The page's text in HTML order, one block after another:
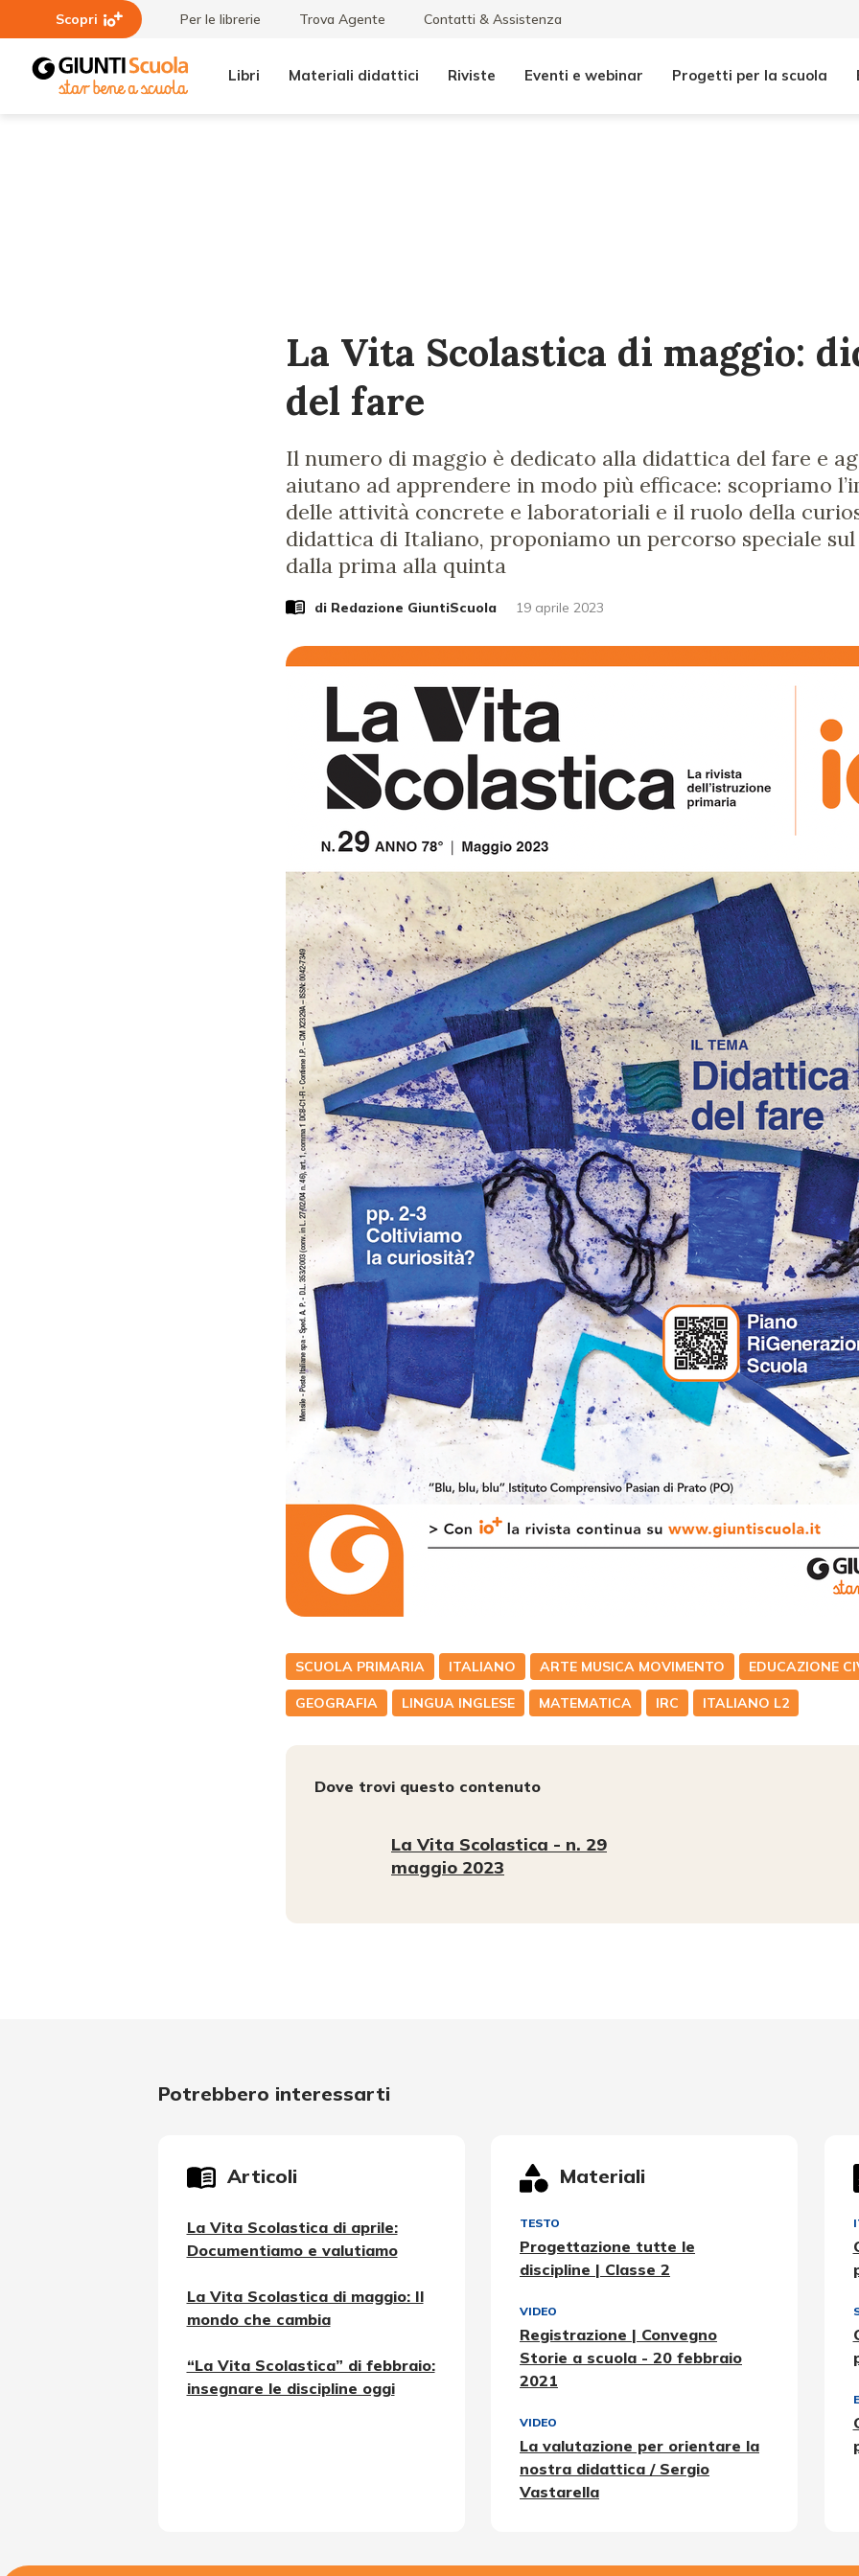
Scopri Per le librerie Trova Agente Contatti & Assistenza
Libri Materiali didattici Riviste Eventi e webinar Progetti per la scuola
La Vita Scolastica di maggio:
del fare
Il numero di maggio è dedicato alla didattica del fare e
aiutano ad apprendere in modo più efficace: scopriamo
delle attività concrete e laboratoriali e il ruolo della
didattica di Italiano, proponiamo un percorso speciale
dalla prima alla quinta
di Redazione GiuntiScuola 19 aprile 2023
SCUOLA PRIMARIA ITALIANO ARTE MUSICA MOVIMENTO EDUCAZIONE
GEOGRAFIA LINGUA INGLESE MATEMATICA IRC ITALIANO L2
Dove trovi questo contenuto
La Vita Scolastica - n. 29
maggio 2023
Potrebbero interessarti
Articoli
La Vita Scolastica di aprile:
Documentiamo e valutiamo
La Vita Scolastica di maggio: Il
mondo che cambia
“La Vita Scolastica” di febbraio:
insegnare le discipline oggi
Materiali
TESTO
Progettazione tutte le
discipline | Classe 2
VIDEO
Registrazione | Convegno
Storie a scuola - 20 febbraio
2021
VIDEO
La valutazione per orientare la
nostra didattica / Sergio
Vastarella